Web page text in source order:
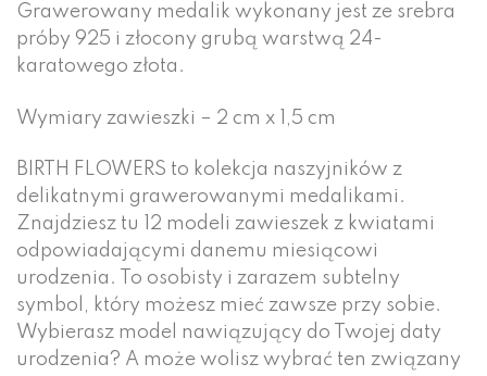
Grawerowany medalik wykonany jest ze srebra
próby 925 i złocony grubą warstwą 24-
karatowego złota.
Wymiary zawieszki – 2 cm x 1,5 cm
BIRTH FLOWERS to kolekcja naszyjników z
delikatnymi grawerowanymi medalikami.
Znajdziesz tu 12 modeli zawieszek z kwiatami
odpowiadającymi danemu miesiącowi
urodzenia. To osobisty i zarazem subtelny
symbol, który możesz mieć zawsze przy sobie.
Wybierasz model nawiązujący do Twojej daty
urodzenia? A może wolisz wybrać ten związany